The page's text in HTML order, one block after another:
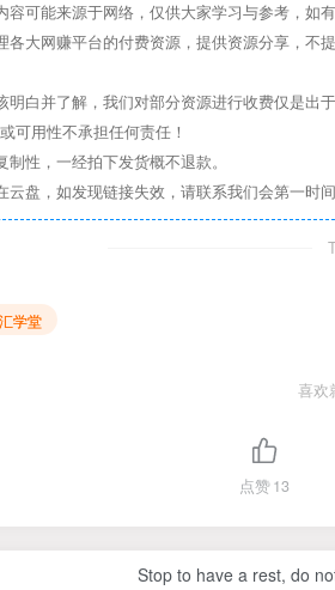
容可能来源于网络，仅供大家学习与参考，如
各大网赚平台的付费资源，提供资源分享，
明白并了解，我们对部分资源进行收费仅是
可用性不承担任何责任！
性，一经拍下发货概不退款。
云盘，如发现链接失效，请联系我们会第一时间
学堂
喜欢
点赞13
Stop to have a rest, do